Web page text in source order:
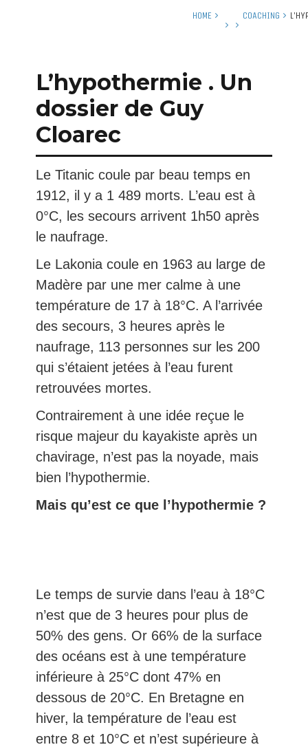
HOME COACHING
L’hypothermie . Un
dossier de Guy
Cloarec
Le Titanic coule par beau temps en
1912, il y a 1 489 morts. L’eau est à
0°C, les secours arrivent 1h50 après
le naufrage.
Le Lakonia coule en 1963 au large de
Madère par une mer calme à une
température de 17 à 18°C. A l’arrivée
des secours, 3 heures après le
naufrage, 113 personnes sur les 200
qui s’étaient jetées à l’eau furent
retrouvées mortes.
Contrairement à une idée reçue le
risque majeur du kayakiste après un
chavirage, n’est pas la noyade, mais
bien l’hypothermie.
Mais qu’est ce que l’hypothermie ?
Le temps de survie dans l’eau à 18°C
n’est que de 3 heures pour plus de
50% des gens. Or 66% de la surface
des océans est à une température
inférieure à 25°C dont 47% en
dessous de 20°C. En Bretagne en
hiver, la température de l’eau est
entre 8 et 10°C et n’est supérieure à